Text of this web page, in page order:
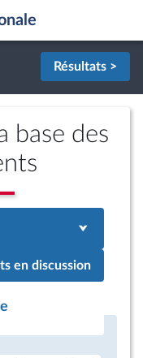
Résultats >
base des
en discussion